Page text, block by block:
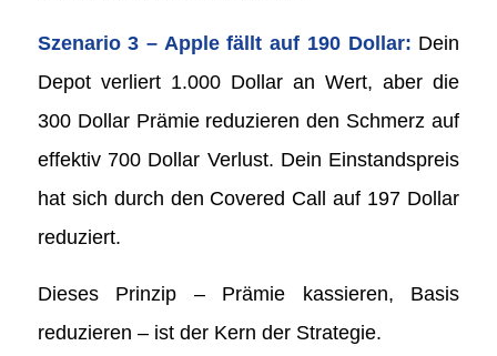
Szenario 3 – Apple fällt auf 190 Dollar: Dein
Depot verliert 1.000 Dollar an Wert, aber die
300 Dollar Prämie reduzieren den Schmerz auf
effektiv 700 Dollar Verlust. Dein Einstandspreis
hat sich durch den Covered Call auf 197 Dollar
reduziert.
Dieses Prinzip – Prämie kassieren, Basis
reduzieren – ist der Kern der Strategie.